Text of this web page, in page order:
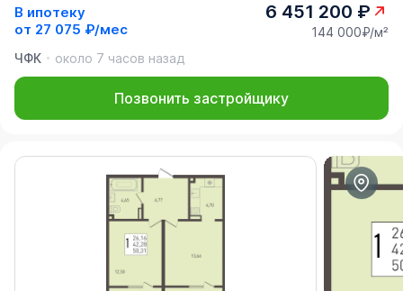
В ипотеку
от 27 075 ₽/мес
6 451 200 ₽
144 000₽/м²
ЧФК
около 7 часов назад
Позвонить застройщику